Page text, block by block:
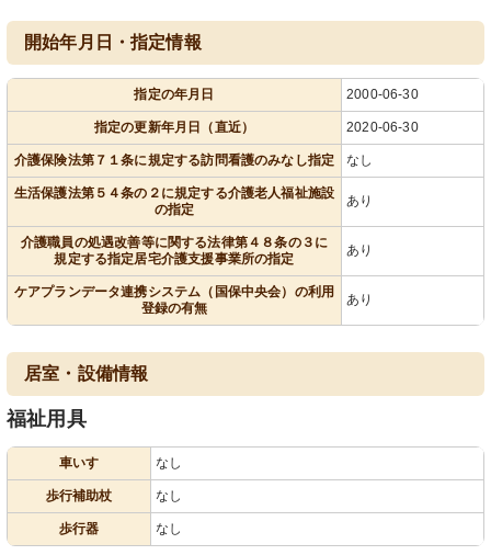
開始年月日・指定情報
指定の年月日 2000-06-30
指定の更新年月日（直近） 2020-06-30
介護保険法第７１条に規定する訪問看護のみなし指定 なし
生活保護法第５４条の２に規定する介護老人福祉施設
の指定
あり
介護職員の処遇改善等に関する法律第４８条の３に
規定する指定居宅介護支援事業所の指定
あり
ケアプランデータ連携システム（国保中央会）の利用
登録の有無
あり
居室・設備情報
福祉用具
車いす なし
歩行補助杖 なし
歩行器 なし